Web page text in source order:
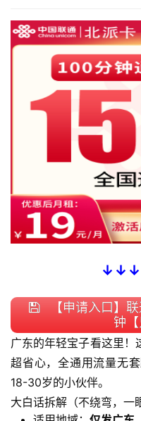
↓↓↓
【申请入口】
钟【
广东的年轻宝子看这里！
超省心，全通用流量无
18-30岁的小伙伴。
大白话拆解（不绕弯，一